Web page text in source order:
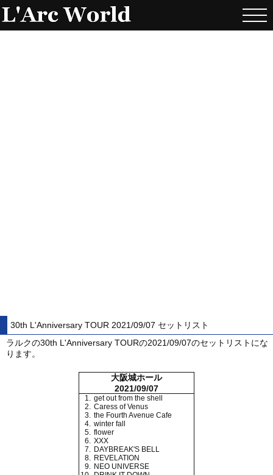
30th L'Anniversary TOUR 2021/09/07 セットリスト
ラルクの30th L'Anniversary TOURの2021/09/07のセットリストにな
ります。
大阪城ホール
2021/09/07
1. get out from the shell
2. Caress of Venus
3. the Fourth Avenue Cafe
4. winter fall
5. flower
6. XXX
7. DAYBREAK'S BELL
8. REVELATION
9. NEO UNIVERSE